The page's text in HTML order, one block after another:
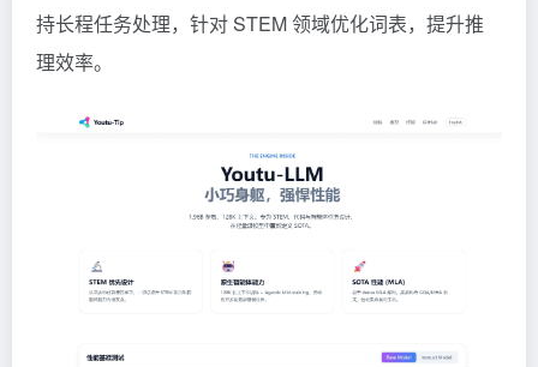
持长程任务处理，针对 STEM 领域优化词表，提升推
理效率。